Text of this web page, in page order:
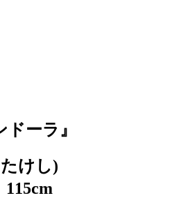
ーラ』
けし)
115cm